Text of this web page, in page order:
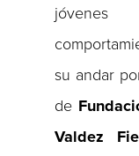
su andar
de
Valdez